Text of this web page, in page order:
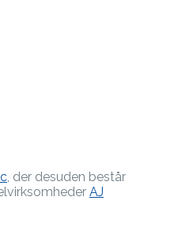
, der desuden består
AJ